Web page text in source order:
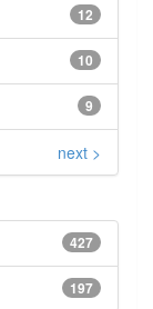
12
10
9
next >
427
197